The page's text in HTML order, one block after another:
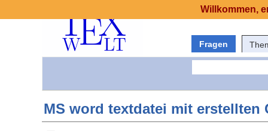
Fragen
MS word textdatei mit erstellten
Willkommen,